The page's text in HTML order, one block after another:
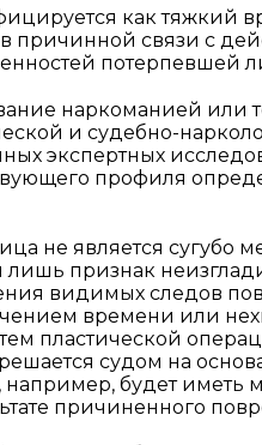
как тяжкий
причинной связи с
потерпевшей
наркоманией или
и судебно-
экспертных
профиля
не является
лишь признак
видимых следов
времени или
пластической
судом на
например, будет
причиненного